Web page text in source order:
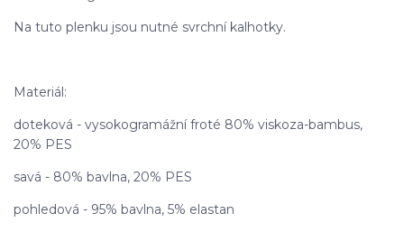
Na tuto plenku jsou nutné svrchní kalhotky.
Materiál:
doteková - vysokogramážní froté 80% viskoza-bambus,
20% PES
savá - 80% bavlna, 20% PES
pohledová - 95% bavlna, 5% elastan